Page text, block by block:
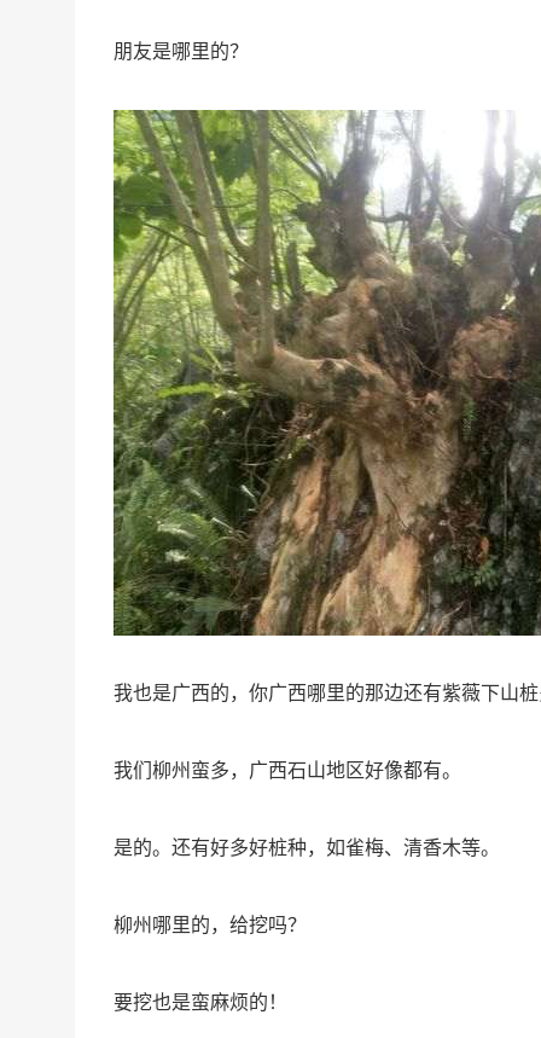
朋友是哪里的？
我也是广西的，你广西哪里的那边还有紫薇下山
我们柳州蛮多，广西石山地区好像都有。
是的。还有好多好桩种，如雀梅、清香木等。
柳州哪里的，给挖吗？
要挖也是蛮麻烦的！